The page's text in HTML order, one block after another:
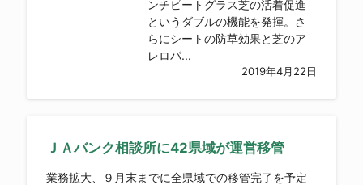
ンチピートグラス芝の活着促進
というダブルの機能を発揮。さ
らにシートの防草効果と芝のア
レロパ...
2019年4月22日
ＪＡバンク相談所に42県域が運営移管
業務拡大、９月末までに全県域での移管完了を予定